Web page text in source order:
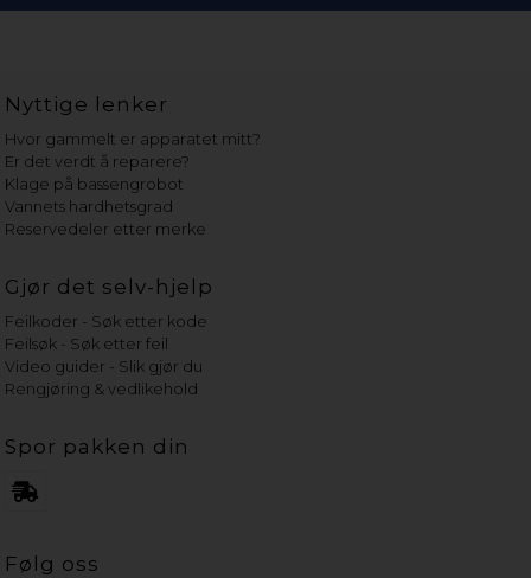
Nyttige lenker
Hvor gammelt er apparatet mitt?
Er det verdt å reparere?
Klage på bassengrobot
Vannets hardhetsgrad
Reservedeler etter merke
Gjør det selv-hjelp
Feilkoder - Søk etter kode
Feilsøk - Søk etter feil
Video guider - Slik gjør du
Rengjøring & vedlikehold
Spor pakken din
Følg oss